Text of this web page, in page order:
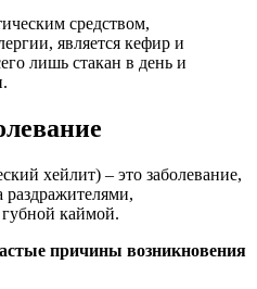
средством,
является кефир и
лишь стакан в день и
хейлит) – это заболевание,
раздражителями,
каймой.
причины возникновения